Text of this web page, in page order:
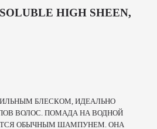
HIGH SHEEN,
БЛЕСКОМ, ИДЕАЛЬНО
ВОЛОС. ПОМАДА НА ВОДНОЙ
ОБЫЧНЫМ ШАМПУНЕМ. ОНА